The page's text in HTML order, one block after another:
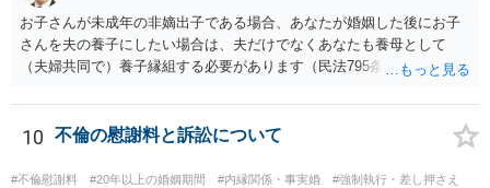
ても損にはならないはずです。 基本的に弁護士に1時間動いてもらう
場合の相場は税抜2万円くらいですので、あなたの事件に50時間以上費
やしているのであれば排除額ベースの成功報酬が支払われないと弁護
士にとっては割りの悪い事件ということになるかと存じます。
お子さんが未成年の非嫡出子である場合、あなたが婚姻した後にお子
さんを夫の養子にしたい場合は、夫だけでなくあなたも養母として
（夫婦共同で）養子縁組する必要があります（民法795条本文）。これ
母と子の間が非嫡出子の関係のままではバランスに欠けるためである
と説明されています。 そして、再婚後の養子縁組によって夫婦の共同
わる調停及び審判（民法819条5項）は認められないと考えます。 この
10 不倫の慰謝料と訴訟について
#不倫慰謝料 #20年以上の婚姻期間 #内縁関係・事実婚
#強制執行・差し押さえ